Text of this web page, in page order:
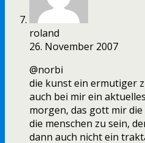
roland
26. November 2007
@norbi
die kunst ein ermutiger
auch bei mir ein
morgen, das gott mir
die menschen zu sein,
dann auch nicht ein